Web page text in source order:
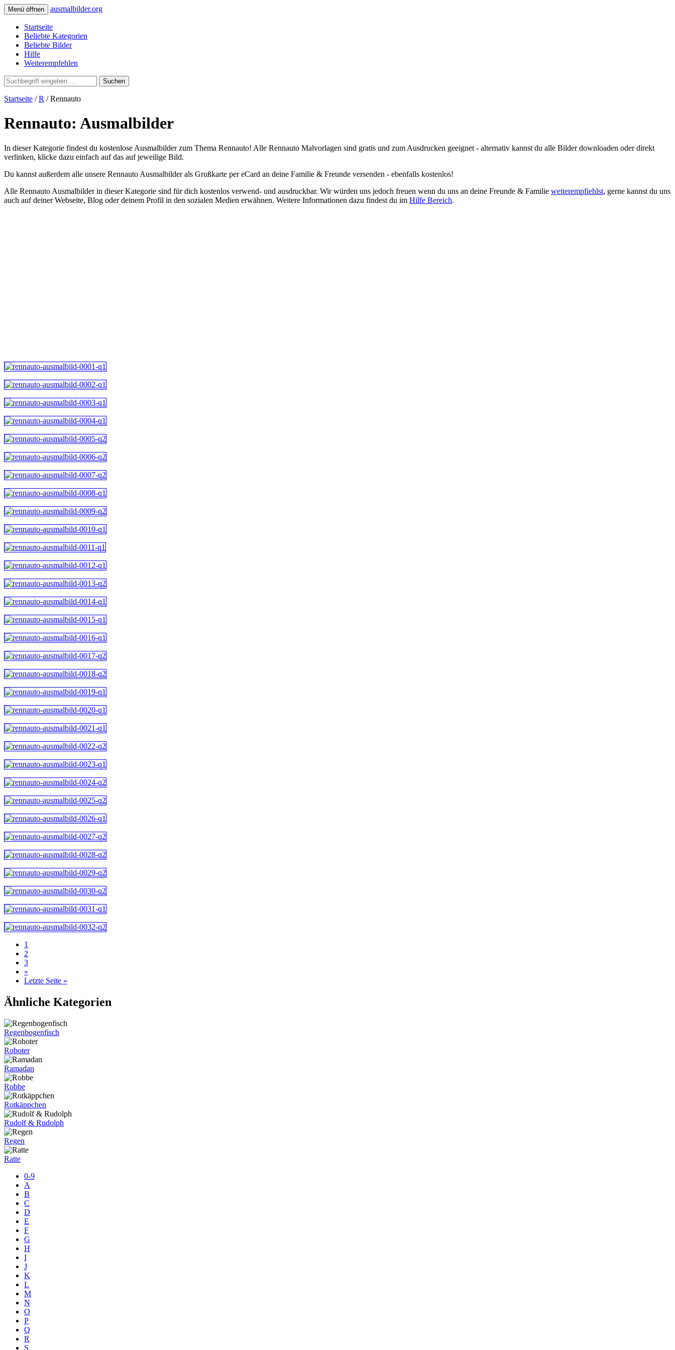
Menü öffnen ausmalbilder.org
Startseite
Beliebte Kategorien
Beliebte Bilder
Hilfe
Weiterempfehlen
Suchen
Startseite /R / Rennauto
Rennauto: Ausmalbilder
In dieser Kategorie findest du kostenlose Ausmalbilder zum Thema Rennauto! Alle Rennauto Malvorlagen sind gratis und zum Ausdrucken geeignet - alternativ kannst du alle Bilder downloaden oder direkt
verlinken, klicke dazu einfach auf das auf jeweilige Bild.
Du kannst außerdem alle unsere Rennauto Ausmalbilder als Grußkarte per eCard an deine Familie & Freunde versenden - ebenfalls kostenlos!
Alle Rennauto Ausmalbilder in dieser Kategorie sind für dich kostenlos verwend- und ausdruckbar. Wir würden uns jedoch freuen wenn du uns an deine Freunde & Familie weiterempfiehlst, gerne kannst du uns
auch auf deiner Webseite, Blog oder deinem Profil in den sozialen Medien erwähnen. Weitere Informationen dazu findest du im Hilfe Bereich.
1
2
3
»
Letzte Seite »
Ähnliche Kategorien
Regenbogenfisch
Roboter
Ramadan
Robbe
Rotkäppchen
Rudolf & Rudolph
Regen
Ratte
0-9
A
B
C
D
E
F
G
H
I
J
K
L
M
N
O
P
Q
R
S